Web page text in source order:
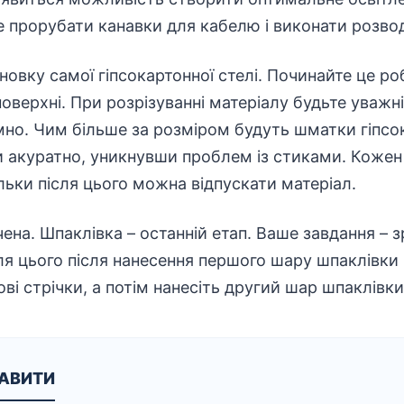
канавки для кабелю і виконати
самої гіпсокартонної стелі. Починайте це
При розрізуванні матеріалу будьте
Чим більше за розміром будуть шматки
акуратно, уникнувши проблем із стиками.
після цього можна відпускати матеріал.
Шпаклівка – останній етап. Ваше завдання –
цього після нанесення першого шару шпаклівки
стрічки, а потім нанесіть другий шар